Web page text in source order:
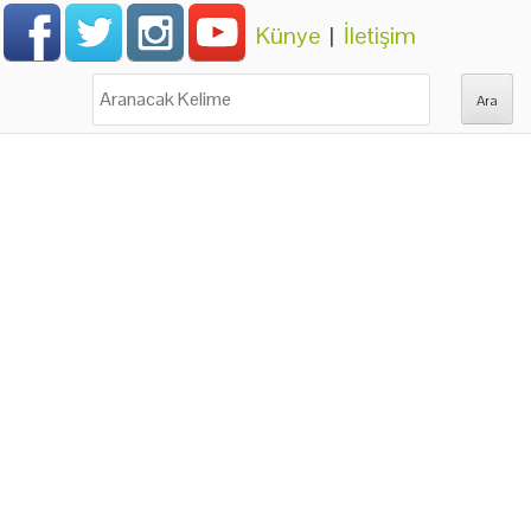
Künye | İletişim